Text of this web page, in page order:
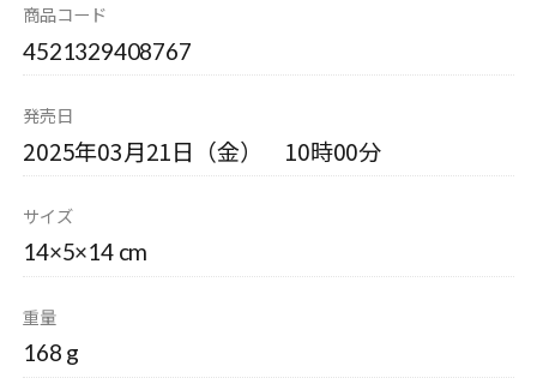
商品コード
4521329408767
発売日
2025年03月21日（金） 10時00分
サイズ
14×5×14 cm
重量
168 g